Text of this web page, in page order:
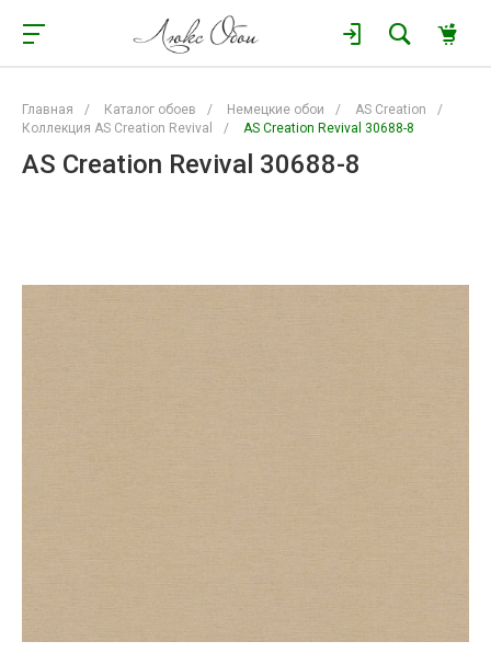
Главная / Каталог обоев / Немецкие обои / AS Creation
/
Коллекция AS Creation Revival
/ AS Creation Revival 30688-8
AS Creation Revival 30688-8